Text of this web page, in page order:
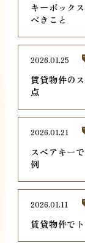
キーボック
べきこと
賃貸物件の
点
2026.01.25
スペアキー
例
2026.01.21
賃貸物件で
2026.01.11